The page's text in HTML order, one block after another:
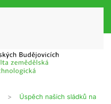
Úspěch našich sládků na